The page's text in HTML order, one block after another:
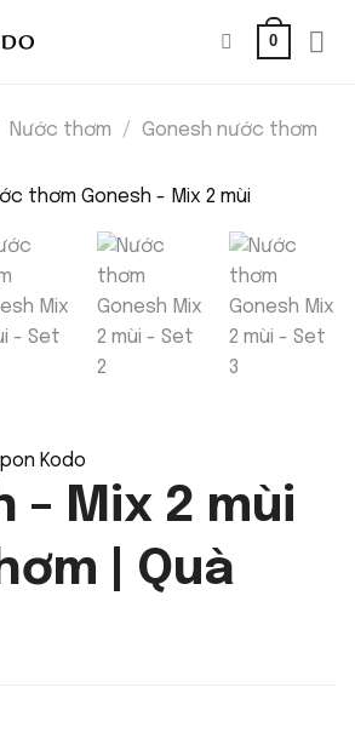
0
Nước thơm / Gonesh nước thơm
Kodo
– Mix 2 mùi
| Quà